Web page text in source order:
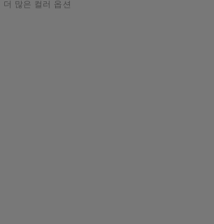
더 많은 컬러 옵션